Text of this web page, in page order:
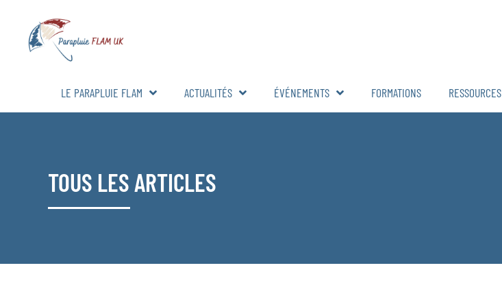
LE PARAPLUIE FLAM ACTUALITÉS ÉVÉNEMENTS FORMATIONS RESSOURCES
TOUS LES ARTICLES